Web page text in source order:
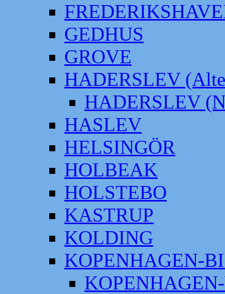
GEDHUS
GROVE
HADERSLEV
HADERSLEV
HASLEV
HELSINGÖR
HOLBEAK
HOLSTEBO
KASTRUP
KOLDING
KOPENHAGEN-